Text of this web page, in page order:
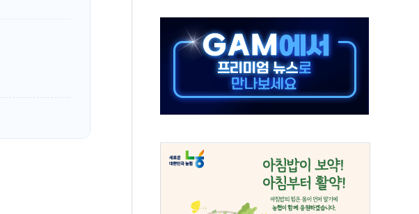
장동혁, 李 대통령에 "결혼 페널티 만든 건 이 정권…신생아 특례 대출까지 줄여"